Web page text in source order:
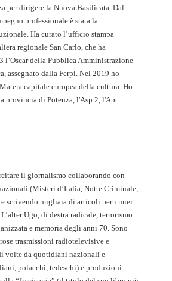
per dirigere la Nuova Basilicata. Dal
professionale è stata la
Ha curato l’ufficio stampa
regionale San Carlo, che ha
l’Oscar della Pubblica Amministrazione
assegnato dalla Ferpi. Nel 2019 ho
capitale europea della cultura. Ho
provincia di Potenza, l'Asp 2, l'Apt
il giornalismo collaborando con
(Misteri d’Italia, Notte Criminale,
scrivendo migliaia di articoli per i miei
Ugo, di destra radicale, terrorismo
e memoria degli anni 70. Sono
trasmissioni radiotelevisive e
volte da quotidiani nazionali e
polacchi, tedeschi) e produzioni